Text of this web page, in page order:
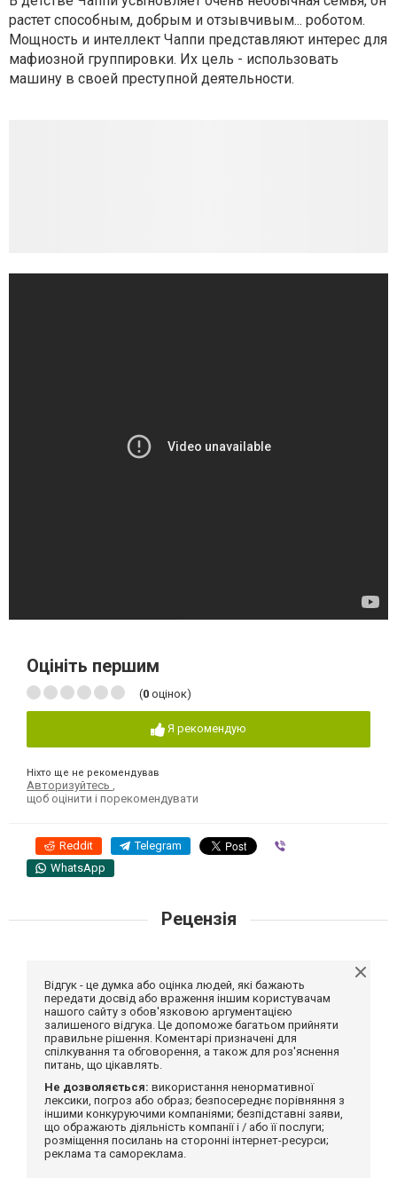
растет способным, добрым и отзывчивым... роботом.
Мощность и интеллект Чаппи представляют интерес для
мафиозной группировки. Их цель - использовать
машину в своей преступной деятельности.
Оцініть першим
(0 оцінок)
Я рекомендую
Ніхто ще не рекомендував
Авторизуйтесь
щоб оцінити і порекомендувати
Reddit Telegram
WhatsApp
Рецензія
Відгук - це думка або оцінка людей, які бажають
передати досвід або враження іншим користувачам
нашого сайту з обов'язковою аргументацією
залишеного відгука. Це допоможе багатьом прийняти
правильне рішення. Коментарі призначені для
спілкування та обговорення, а також для роз'яснення
питань, що цікавлять.
Не дозволяється: використання ненормативної
лексики, погроз або образ; безпосереднє порівняння з
іншими конкуруючими компаніями; безпідставні заяви,
що ображають діяльність компанії і / або її послуги;
розміщення посилань на сторонні інтернет-ресурси;
реклама та самореклама.